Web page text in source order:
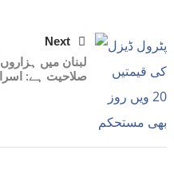
Next
لبنان میں
صلاحیت ہے: